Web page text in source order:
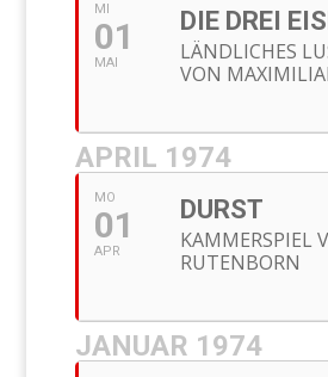
MI
01
MAI
DIE DREI
LÄNDLICHES
VON
APRIL 1974
MO
01
APR
DURST
KAMMERSPIEL
RUTENBORN
JANUAR 1974